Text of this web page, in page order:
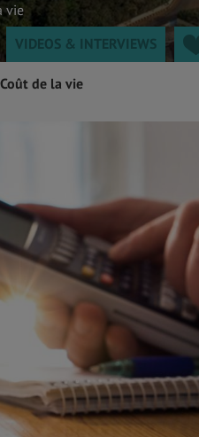
vie
VIDEOS & INTERVIEWS
Coût de la vie